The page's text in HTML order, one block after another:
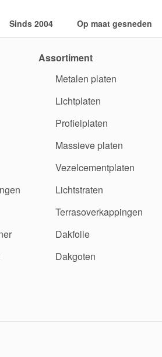
Sinds 2004 Op maat gesneden
Assortiment
Metalen platen
Lichtplaten
Profielplaten
Massieve platen
Vezelcementplaten
Lichtstraten
Terrasoverkappingen
Dakfolie
Dakgoten